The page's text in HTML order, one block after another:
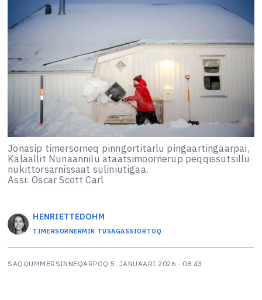
Jonasip timersorneq pinngortitarlu pingaartingaarpai,
Kalaallit Nunaannilu ataatsimoornerup peqqissutsillu
nukittorsarnissaat suliniutigaa.
Assi: Oscar Scott Carl
HENRIETTEDOHM
TIMERSORNERMIK TUSAGASSIORTOQ
SAQQUMMERSINNEQARPOQ 5. JANUAARI 2026 - 08:43